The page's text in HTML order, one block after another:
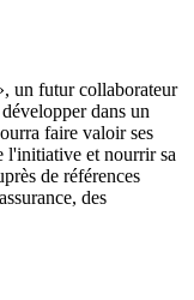
un futur collaborateur
dans un
faire valoir ses
l'initiative et nourrir sa
de références
des